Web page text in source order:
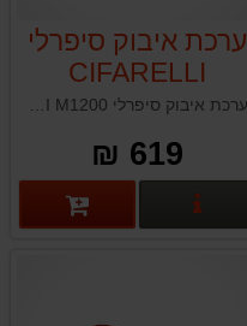
ערכת איבוק סיפרלי
CIFARELLI
M1200
619 ₪
פרטים נוספים